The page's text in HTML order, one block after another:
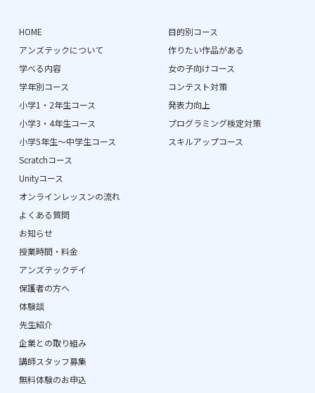
HOME
アンズテックについて
学べる内容
学年別コース
小学1・2年生コース
小学3・4年生コース
小学5年生〜中学生コース
Scratchコース
Unityコース
オンラインレッスンの流れ
よくある質問
お知らせ
授業時間・料金
アンズテックデイ
目的別コース
作りたい作品がある
女の子向けコース
コンテスト対策
発表力向上
プログラミング検定対策
スキルアップコース
保護者の方へ
体験談
先生紹介
企業との取り組み
講師スタッフ募集
無料体験のお申込